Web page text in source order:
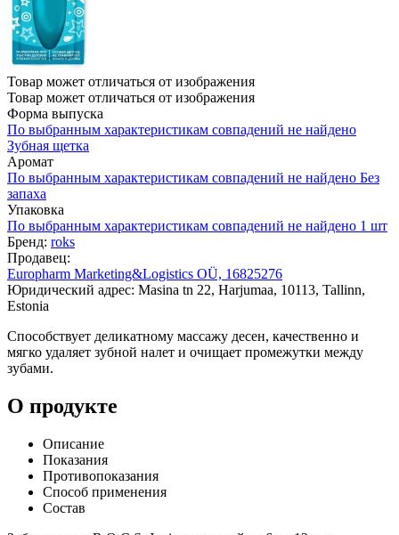
Товар может отличаться от изображения
Товар может отличаться от изображения
Форма выпуска
По выбранным характеристикам совпадений не найдено
Зубная щетка
Аромат
По выбранным характеристикам совпадений не найдено Без
запаха
Упаковка
По выбранным характеристикам совпадений не найдено 1 шт
Бренд: roks
Продавец:
Europharm Marketing&Logistics OÜ, 16825276
Юридический адрес: Masina tn 22, Harjumaa, 10113, Tallinn,
Estonia
Способствует деликатному массажу десен, качественно и
мягко удаляет зубной налет и очищает промежутки между
зубами.
О продукте
Описание
Показания
Противопоказания
Способ применения
Состав